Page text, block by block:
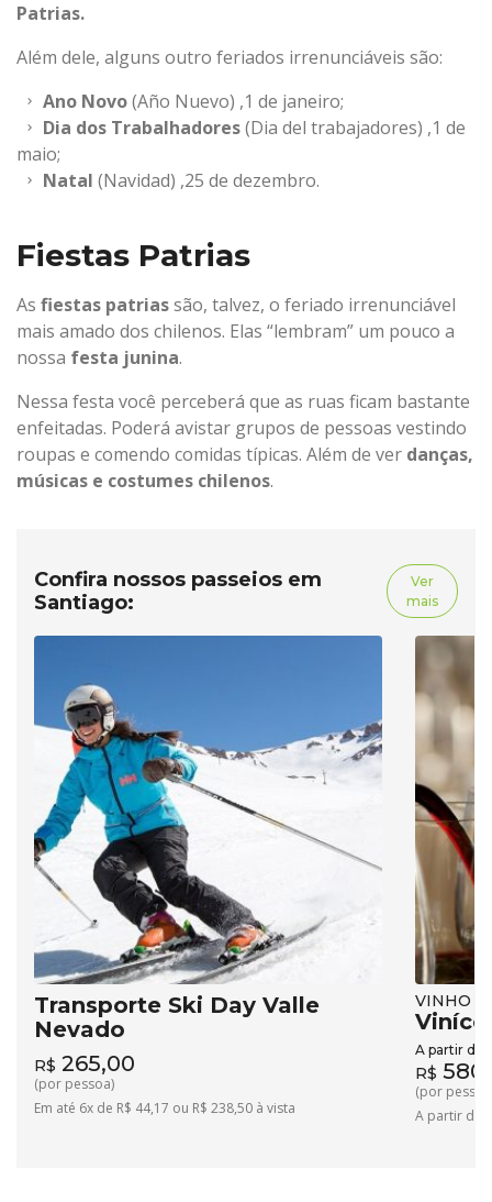
Patrias.
Além dele, alguns outro feriados irrenunciáveis são:
Ano Novo(Año Nuevo) ,1 de janeiro;
Dia dos Trabalhadores(Dia del trabajadores) ,1 de
maio;
Natal (Navidad) ,25 de dezembro.
Fiestas Patrias
As fiestas patriassão, talvez, o feriado irrenunciável
mais amado dos chilenos. Elas “lembram” um pouco a
nossa festa junina.
Nessa festa você perceberá que as ruas ficam bastante
enfeitadas. Poderá avistar grupos de pessoas vestindo
roupas e comendo comidas típicas. Além de ver danças,
músicas e costumes chilenos.
Confira nossos passeios em
Santiago:
Ver
mais
Transporte Ski Day Valle
Nevado
R$ 265,00
(por pessoa)
Em até 6x de R$ 44,17 ou R$ 238,50 à vista
VINHO
A partir de:
R$
(por
A partir de